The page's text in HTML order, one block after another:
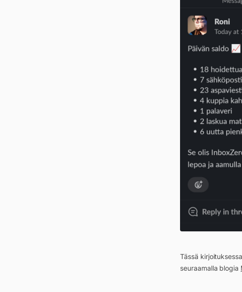
Tässä
seuraamalla blogia